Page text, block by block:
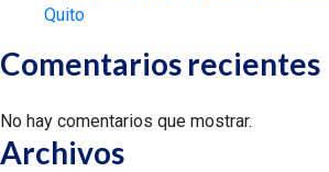
Quito
Comentarios recientes
No hay comentarios que mostrar.
Archivos